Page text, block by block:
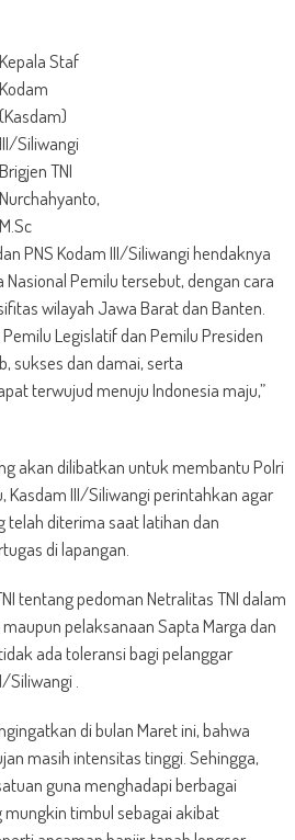
Kepala Staf
Kodam
(Kasdam)
III/Siliwangi
Brigjen TNI
Nurchahyanto,
M.Sc
PNS Kodam III/Siliwangi hendaknya
Pemilu tersebut, dengan cara
wilayah Jawa Barat dan Banten.
Legislatif dan Pemilu Presiden
sukses dan damai, serta
terwujud menuju Indonesia maju,”
akan dilibatkan untuk membantu Polri
Kasdam III/Siliwangi perintahkan agar
diterima saat latihan dan
di lapangan.
tentang pedoman Netralitas TNI dalam
pelaksanaan Sapta Marga dan
ada toleransi bagi pelanggar
Siliwangi .
di bulan Maret ini, bahwa
masih intensitas tinggi. Sehingga,
guna menghadapi berbagai
timbul sebagai akibat